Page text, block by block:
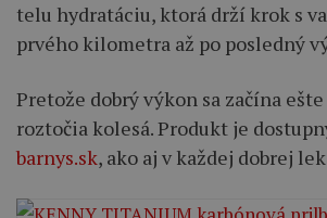
telu hydratáciu, ktorá drží krok s
prvého kilometra až po posledný
Pretože dobrý výkon sa začína ešte
roztočia kolesá. Produkt je
barnys.sk, ako aj v každej dobrej